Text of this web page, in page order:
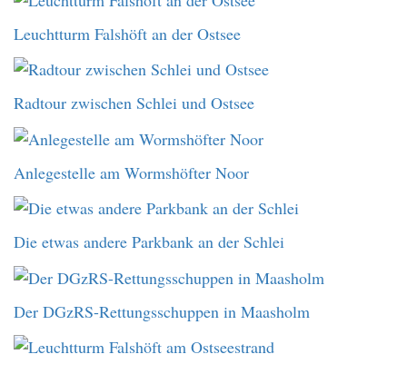
Leuchtturm Falshöft an der Ostsee
Radtour zwischen Schlei und Ostsee
Anlegestelle am Wormshöfter Noor
Die etwas andere Parkbank an der Schlei
Der DGzRS-Rettungsschuppen in Maasholm